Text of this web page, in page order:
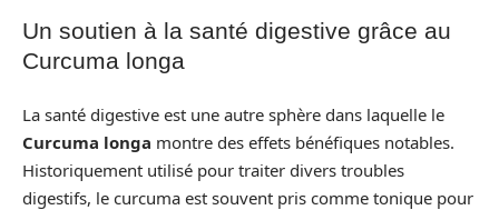
Un soutien à la santé digestive grâce au
Curcuma longa
La santé digestive est une autre sphère dans laquelle le
Curcuma longa montre des effets bénéfiques notables.
Historiquement utilisé pour traiter divers troubles
digestifs, le curcuma est souvent pris comme tonique pour